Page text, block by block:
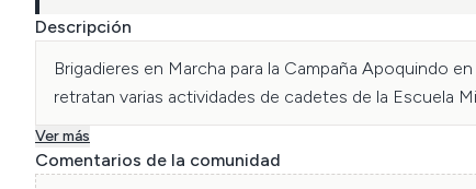
Descripción
Brigadieres en Marcha para la Campaña Apoquindo
retratan varias actividades de cadetes de la Escuela
Ver más
Comentarios de la comunidad